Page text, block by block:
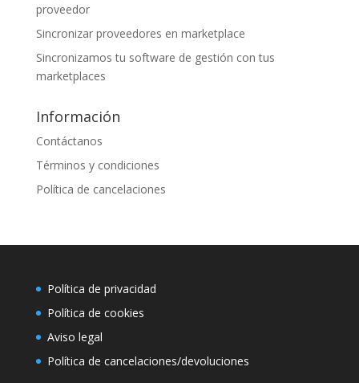
proveedor
Sincronizar proveedores en marketplace
Sincronizamos tu software de gestión con tus
marketplaces
Información
Contáctanos
Términos y condiciones
Política de cancelaciones
Política de privacidad
Política de cookies
Aviso legal
Política de cancelaciones/devoluciones